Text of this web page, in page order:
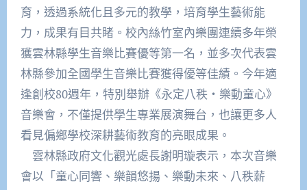
育，透過系統化且多元的教學，培育學生藝術能
力，成果有目共睹。校內絲竹室內樂團連續多年榮
獲雲林縣學生音樂比賽優等第一名，並多次代表雲
林縣參加全國學生音樂比賽獲得優等佳績。今年適
逢創校80週年，特別舉辦《永定八秩・樂動童心》
音樂會，不僅提供學生專業展演舞台，也讓更多人
看見偏鄉學校深耕藝術教育的亮眼成果。
雲林縣政府文化觀光處長謝明璇表示，本次音樂
會以「童心同響、樂韻悠揚、樂動未來、八秩薪